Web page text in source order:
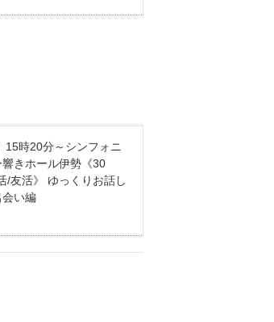
15時20分～シンフォニ
きホール伊勢《30
/友活》 ゆっくりお話し
い編